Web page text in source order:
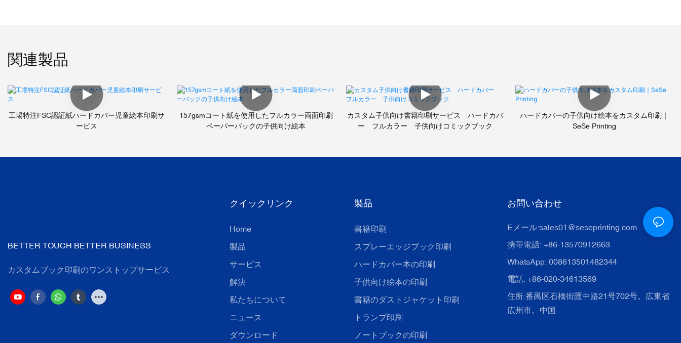
関連製品
工場特注FSC認証紙ハードカバー児童絵本印刷サ
ービス
157gsmコート紙を使用したフルカラー両面印刷
ペーパーバックの子供向け絵本
カスタム子供向け書籍印刷サービス ハードカバ
ー フルカラー 子供向けコミックブック
ハードカバーの子供向け絵本をカスタム印刷｜
SeSe Printing
BETTER TOUCH BETTER BUSINESS
カスタムブック印刷のワンストップサービス
クイックリンク
Home
製品
サービス
解決
私たちについて
ニュース
ダウンロード
製品
書籍印刷
スプレーエッジブック印刷
ハードカバー本の印刷
子供向け絵本の印刷
書籍のダストジャケット印刷
トランプ印刷
ノートブックの印刷
お問い合わせ
Eメール:sales01@seseprinting.com
携帯電話: +86-13570912663
WhatsApp: 008613501482344
電話: +86-020-34613569
住所:番禺区石橋街匯中路21号702号。広東省
広州市。中国